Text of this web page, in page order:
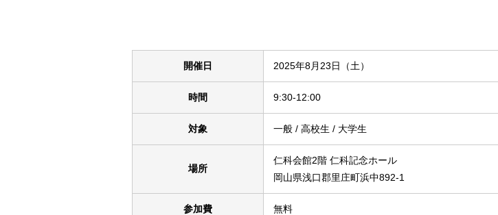
開催日 2025年8月23日（土）
時間 9:30-12:00
対象 一般 / 高校生 / 大学生
場所
仁科会館2階 仁科記念ホール
岡山県浅口郡里庄町浜中892-1
参加費 無料